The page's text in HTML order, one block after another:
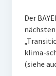
Der
klima-
(siehe